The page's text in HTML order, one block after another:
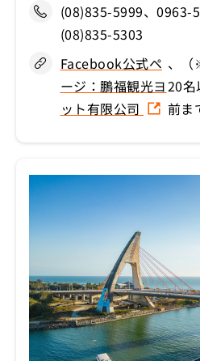
(08)835-5999、0963-
(08)835-5303
Facebook公式ペ
ージ：鵬福観光ヨ
ット有限公司
、（
20名
前ま